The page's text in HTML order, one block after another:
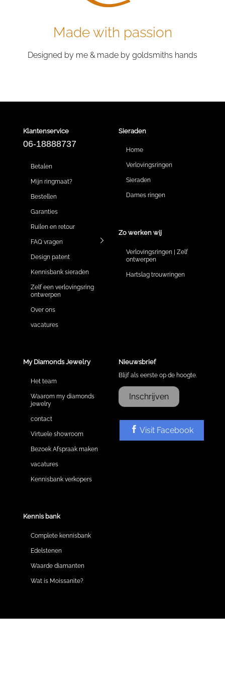
Made with passion
Designed by me & made by goldsmiths hands
Klantenservice
06-18888737
Betalen
Mijn ringmaat?
Bestellen
Garanties
Ruilen en retour
FAQ vragen
Design patent
Kennisbank sieraden
Zelf een verlovingsring
ontwerpen
Over ons
vacatures
Sieraden
Home
Verlovingsringen
Sieraden
Dames ringen
Zo werken wij
Verlovingsringen | Zelf
ontwerpen
Hartslag trouwringen
My Diamonds Jewelry
Het team
Waarom my diamonds
jewelry
contact
Virtuele showroom
Bezoek Afspraak maken
vacatures
Kennisbank verkopers
Kennis bank
Complete kennisbank
Edelstenen
Waarde diamanten
Wat is Moissanite?
Nieuwsbrief
Blijf als eerste op de hoogte.
Inschrijven
Visit Facebook